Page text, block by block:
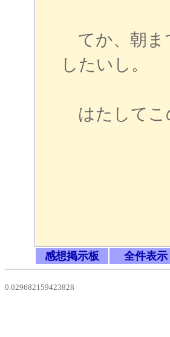
てか、朝ま
したいし。
はたしてこ
感想掲示板 全件表示
0.029682159423828